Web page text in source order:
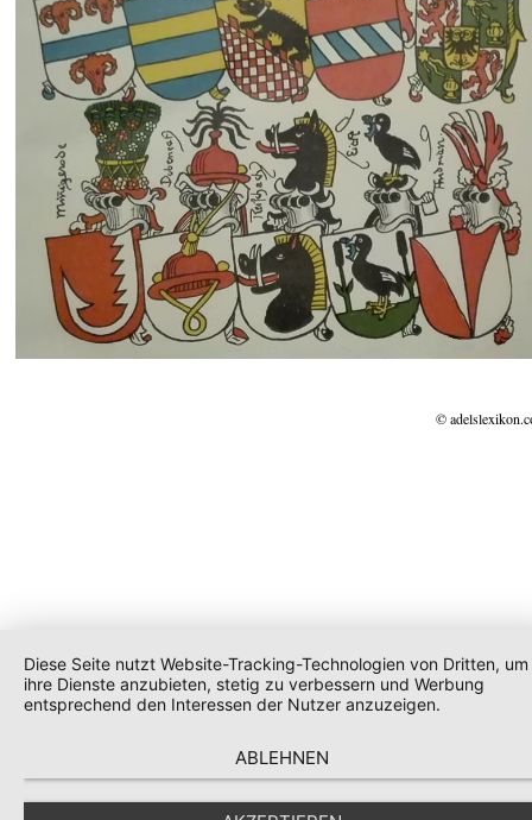
©
Diese Seite nutzt Website-Tracking-Technologien von Dritten, um
ihre Dienste anzubieten, stetig zu verbessern und Werbung
entsprechend den Interessen der Nutzer anzuzeigen.
ABLEHNEN